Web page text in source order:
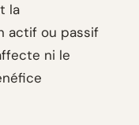
la
actif ou passif
ni le